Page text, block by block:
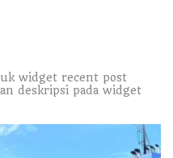
widget recent post
deskripsi pada widget